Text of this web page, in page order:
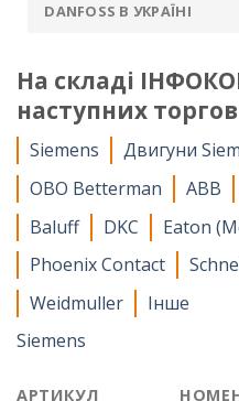
DANFOSS В УКРАЇНІ
На складі
наступних
Siemens Двигуни
OBO Betterman
ABB
Baluff
DKC Eaton
Phoenix Contact
Weidmuller
Інше
Siemens
АРТИКУЛ